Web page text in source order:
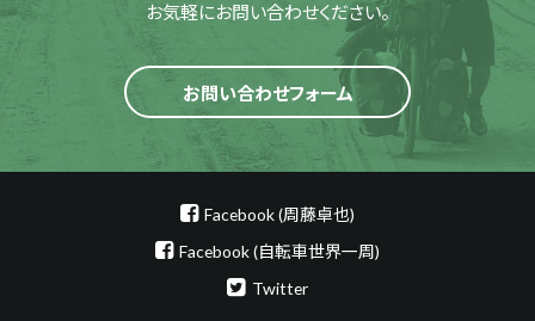
お気軽にお問い合わせください。
お問い合わせフォーム
Facebook (周藤卓也)
Facebook (自転車世界一周)
Twitter